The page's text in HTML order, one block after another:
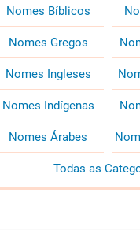
Nomes Bíblicos
Nomes Gregos
Nomes Ingleses
Nomes Indígenas
Nomes Árabes
Todas as